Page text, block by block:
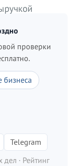
проверки
бизнеса
Telegram
· Рейтинг